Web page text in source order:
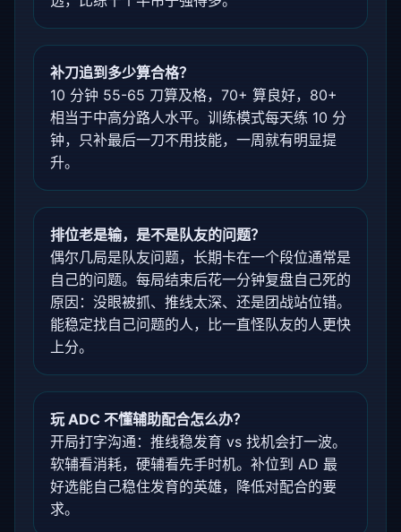
补刀追到多少算合格？
10 分钟 55-65 刀算及格，70+ 算良好，80+
相当于中高分路人水平。训练模式每天练 10 分
钟，只补最后一刀不用技能，一周就有明显提
升。
排位老是输，是不是队友的问题？
偶尔几局是队友问题，长期卡在一个段位通常是
自己的问题。每局结束后花一分钟复盘自己死的
原因：没眼被抓、推线太深、还是团战站位错。
能稳定找自己问题的人，比一直怪队友的人更快
上分。
玩 ADC 不懂辅助配合怎么办？
开局打字沟通：推线稳发育 vs 找机会打一波。
软辅看消耗，硬辅看先手时机。补位到 AD 最
好选能自己稳住发育的英雄，降低对配合的要
求。